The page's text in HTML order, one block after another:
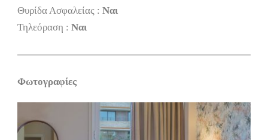
Θυρίδα Ασφαλείας : Ναι
Τηλεόραση : Ναι
Φωτογραφίες